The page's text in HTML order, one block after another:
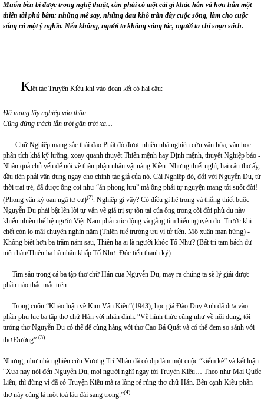
Muốn bền bỉ được trong nghệ thuật, cần phải có một cái gì khác hẳn và hơn hẳn một
thiên tài phú bẩm: những mê say, những đau khổ tràn đầy cuộc sống, làm cho cuộc
sống có một ý nghĩa. Nếu không, người ta không sáng tác, người ta chỉ soạn sách.
Kiệt tác Truyện Kiều khi vào đoạn kết có hai câu:
Đã mang lấy nghiệp vào thân
Cũng đừng trách lẫn trời gần trời xa…
Chữ Nghiệp mang sắc thái đạo Phật đó được nhiều nhà nghiên cứu văn hóa, văn học
phân tích khá kỹ lưỡng, xoay quanh thuyết Thiên mệnh hay Định mệnh, thuyết Nghiệp báo -
Nhân quả chủ yếu để nói về thân phận nhân vật nàng Kiều. Nhưng thiết nghĩ, hai câu thơ ấy,
đầu tiên phải vận dụng ngay cho chính tác giả của nó. Cái Nghiệp đó, đối với Nguyễn Du, từ
thời trai trẻ, đã được ông coi như “án phong lưu” mà ông phải tự nguyện mang tới suốt đời!
(Phong vận kỳ oan ngã tự cư)(2). Nghiệp gì vậy? Có điều gì hệ trọng và thống thiết buộc
Nguyễn Du phải bật lên lời tự vấn về giá trị sự tồn tại của ông trong cõi đời phù du này
khiến nhiều thế hệ người Việt Nam phải xúc động và gắng tìm hiểu nguyên do: Trước khi
chết còn lo mãi chuyện nghìn năm (Thiên tuế trường ưu vị tử tiền. Mộ xuân mạn hứng) -
Không biết hơn ba trăm năm sau, Thiên hạ ai là người khóc Tố Như? (Bất tri tam bách dư
niên hậu/Thiên hạ hà nhân khấp Tố Như. Độc tiểu thanh ký).
Tìm sâu trong cả ba tập thơ chữ Hán của Nguyễn Du, may ra chúng ta sẽ lý giải được
phần nào thắc mắc trên.
Trong cuốn “Khảo luận về Kim Vân Kiều”(1943), học giả Đào Duy Anh đã đưa vào
phần phụ lục ba tập thơ chữ Hán với nhận định: “Về hình thức cũng như về nội dung, tôi
tưởng thơ Nguyễn Du có thể để cùng hàng với thơ Cao Bá Quát và có thể đem so sánh với
thơ Đường”.(3)
Nhưng, như nhà nghiên cứu Vương Trí Nhàn đã có dịp làm một cuộc “kiểm kê” và kết luận:
“Xưa nay nói đến Nguyễn Du, mọi người nghĩ ngay tới Truyện Kiều… Theo như Mai Quốc
Liên, thì đừng vì đã có Truyện Kiều mà ra lòng rẻ rúng thơ chữ Hán. Bên cạnh Kiều phần
thơ này cũng là một toà lâu đài sang trọng.”(4)